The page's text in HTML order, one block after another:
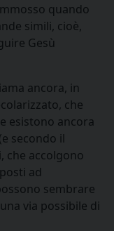
quando
simili, cioè,
Gesù
ancora, in
che
esistono ancora
secondo il
che accolgono
ad
sembrare
via possibile di